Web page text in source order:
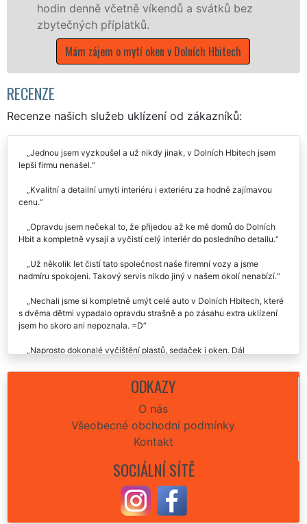
včetně víkendů a svátků bez
příplatků.
zájem o mytí oken v Dolních Hbitech
RECENZE
Recenze našich služeb uklízení od zákazníků:
Jednou jsem vyzkoušel a už nikdy jinak, v Dolních Hbitech jsem
Kvalitní a detailní umytí interiéru i exteriéru za hodně zajímavou
Opravdu jsem nečekal to, že přijedou až ke mě domů do Dolních
Už několik let čistí tato společnost naše firemní vozy a jsme
nadmíru spokojeni. Takový servis nikdo jiný v našem okolí nenabízí.
Nechali jsme si kompletně umýt celé auto v Dolních Hbitech, které
Už poněkolikáté jsem využil jejich mytí automobilu a vždy jsem
ODKAZY
O nás
Všeobecné obchodní podmínky
Kontakt